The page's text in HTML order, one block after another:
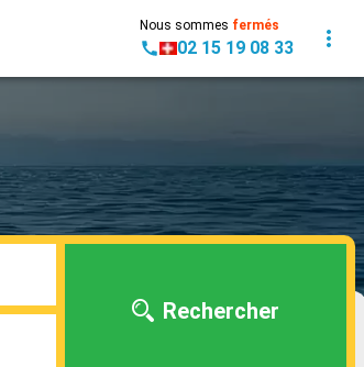
Nous sommes fermés
02 15 19 08 33
Rechercher